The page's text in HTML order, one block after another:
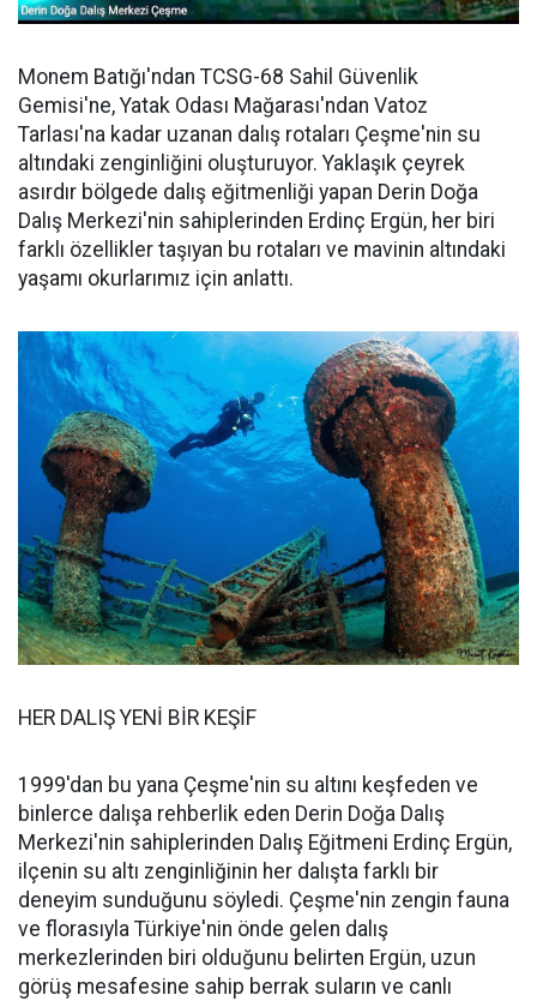
Monem Batığı'ndan TCSG-68 Sahil Güvenlik
Gemisi'ne, Yatak Odası Mağarası'ndan Vatoz
Tarlası'na kadar uzanan dalış rotaları Çeşme'nin su
altındaki zenginliğini oluşturuyor. Yaklaşık çeyrek
asırdır bölgede dalış eğitmenliği yapan Derin Doğa
Dalış Merkezi'nin sahiplerinden Erdinç Ergün, her biri
farklı özellikler taşıyan bu rotaları ve mavinin altındaki
yaşamı okurlarımız için anlattı.
HER DALIŞ YENİ BİR KEŞİF
1999'dan bu yana Çeşme'nin su altını keşfeden ve
binlerce dalışa rehberlik eden Derin Doğa Dalış
Merkezi'nin sahiplerinden Dalış Eğitmeni Erdinç Ergün,
ilçenin su altı zenginliğinin her dalışta farklı bir
deneyim sunduğunu söyledi. Çeşme'nin zengin fauna
ve florasıyla Türkiye'nin önde gelen dalış
merkezlerinden biri olduğunu belirten Ergün, uzun
görüş mesafesine sahip berrak suların ve canlı